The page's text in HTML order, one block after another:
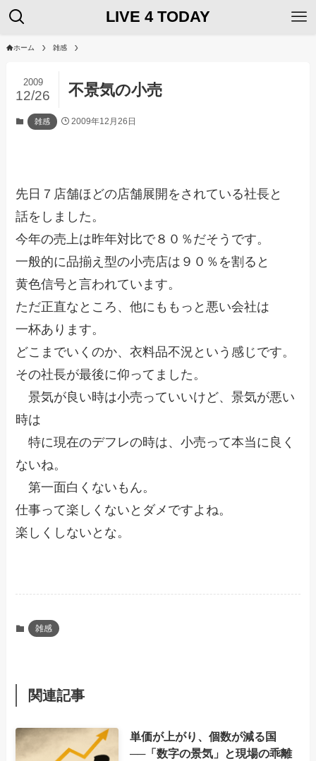
LIVE 4 TODAY
ホーム 雑感
不景気の小売
2009
12/26
雑感 2009年12月26日
先日７店舗ほどの店舗展開をされている社長と
話をしました。
今年の売上は昨年対比で８０％だそうです。
一般的に品揃え型の小売店は９０％を割ると
黄色信号と言われています。
ただ正直なところ、他にももっと悪い会社は
一杯あります。
どこまでいくのか、衣料品不況という感じです。
その社長が最後に仰ってました。
景気が良い時は小売っていいけど、景気が悪い
時は
特に現在のデフレの時は、小売って本当に良く
ないね。
第一面白くないもん。
仕事って楽しくないとダメですよね。
楽しくしないとな。
雑感
関連記事
単価が上がり、個数が減る国
──「数字の景気」と現場の乖離